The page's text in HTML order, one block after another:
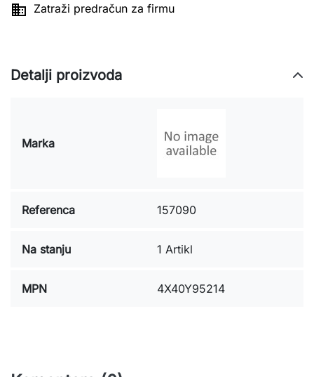
 Zatraži predračun za firmu
Detalji proizvoda
Marka
Referenca 157090
Na stanju 1 Artikl
MPN 4X40Y95214